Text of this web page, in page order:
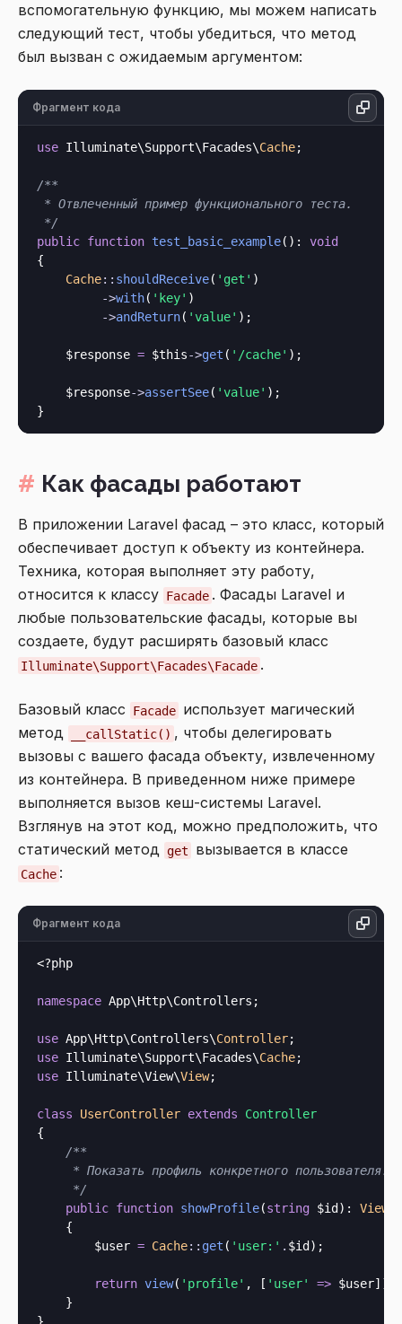
вспомогательную функцию, мы можем написать
следующий тест, чтобы убедиться, что метод
был вызван с ожидаемым аргументом:
Фрагмент кода
use Illuminate\Support\Facades\Cache;
/**
* Отвлеченный пример функционального теста.
*/
public function test_basic_example(): void
{
Cache:: shouldReceive( 'get' )
->with( 'key' )
->andReturn( 'value' );
    $response
= $this->get ( '/cache' );
    $response
->assertSee( 'value' );
Как фасады работают
В приложении Laravel фасад – это класс, который
обеспечивает доступ к объекту из контейнера.
Техника, которая выполняет эту работу,
относится к классу Facade . Фасады Laravel и
любые пользовательские фасады, которые вы
создаете, будут расширять базовый класс
Illuminate\Support\Facades\Facade .
Базовый класс Facade использует магический
метод
__callStatic() , чтобы делегировать
вызовы с вашего фасада объекту, извлеченному
из контейнера. В приведенном ниже примере
выполняется вызов кеш-системы Laravel.
Взглянув на этот код, можно предположить, что
статический метод get вызывается в классе
Cache :
Фрагмент кода
<?php
namespace App\Http\Controllers;
use App\Http\Controllers\Controller
use Illuminate\Support\Facades\Cache
use Illuminate\View\View;
class UserController extends
Controller
{
/**
     * Показать профиль конкретного пользователя.
     */
public function showProfile(string $id ): View
    {
        $user
= Cache:: get ( 'user:' . $id);
return view( 'profile' , [ 'user' => $user]);
    }